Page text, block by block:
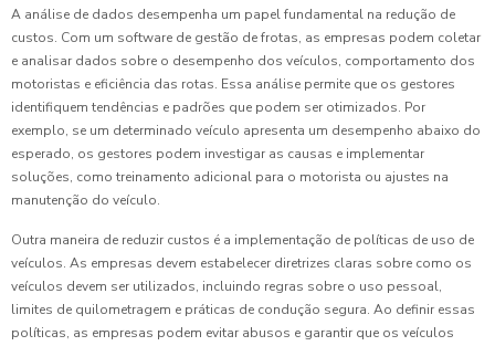
A análise de dados desempenha um papel fundamental na redução de
custos. Com um software de gestão de frotas, as empresas podem coletar
e analisar dados sobre o desempenho dos veículos, comportamento dos
motoristas e eficiência das rotas. Essa análise permite que os gestores
identifiquem tendências e padrões que podem ser otimizados. Por
exemplo, se um determinado veículo apresenta um desempenho abaixo do
esperado, os gestores podem investigar as causas e implementar
soluções, como treinamento adicional para o motorista ou ajustes na
manutenção do veículo.
Outra maneira de reduzir custos é a implementação de políticas de uso de
veículos. As empresas devem estabelecer diretrizes claras sobre como os
veículos devem ser utilizados, incluindo regras sobre o uso pessoal,
limites de quilometragem e práticas de condução segura. Ao definir essas
políticas, as empresas podem evitar abusos e garantir que os veículos